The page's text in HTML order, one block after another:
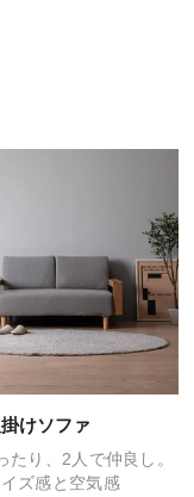
けソファ
たり、2人で仲良し。
ズ感と空気感